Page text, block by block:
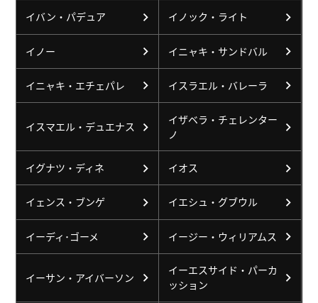
イバン・パデュア イノック・ライト
イノー イニャキ・サンドバル
イニャキ・エチェパレ イスラエル・バレーラ
イスマエル・デュエナス
イザベラ・チェレンター
ノ
イグナツ・ディネ イオス
イェンス・ブンゲ イエシュ・グブウル
イーディ･ゴーメ イージー・ウィリアムス
イーサン・アイバーソン
イーエスサイド・パーカ
ッション